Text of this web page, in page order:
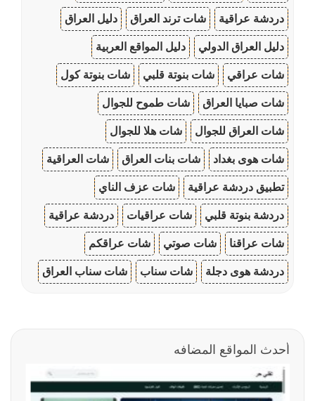
دردشة عراقية شات ترند العراق دليل العراق
دليل العراق الدولي دليل المواقع العربية
شات عراقي شات بنوتة قلبي شات بنوتة كول
شات صبايا العراق شات طموح للجوال
شات العراق للجوال شات هلا للجوال
شات هوى بغداد شات بنات العراق شات العراقية
تطبيق دردشة عراقية شات عزف الناي
دردشة بنوتة قلبي شات عراقيات دردشة عراقية
شات عراقنا شات صوتي شات عراقكم
دردشة هوى دجلة شات سناب شات سناب العراق
أحدث المواقع المضافه